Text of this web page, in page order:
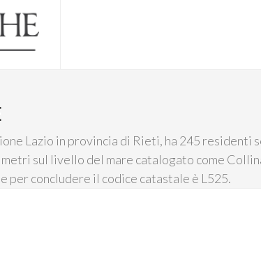
Lazio in provincia di Rieti, ha 245
sul livello del mare catalogato come
per concludere il codice catastale è L525.